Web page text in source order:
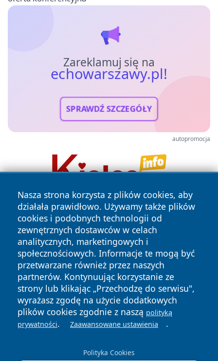
Zareklamuj się na
echowarszawy.pl!
SPRAWDŹ SZCZEGÓŁY
autopromocja
Nasza strona korzysta z plików cookies, aby
działała prawidłowo. Używamy także plików
cookies i podobnych technologii od
zewnętrznych dostawców w celach
analitycznych, marketingowych i
społecznościowych. Informacje te mogą być
przetwarzane również przez naszych
partnerów. Kontynuując korzystanie ze
strony lub klikając „Przechodzę do serwisu",
wyrażasz zgodę na użycie dodatkowych
plików cookies zgodnie z naszą polityką
prywatności. Zaawansowane ustawienia .
Polityka Cookies
Copyright © 2026 echowarszawy.pl Wszystkie prawa
zastrzeżone.
News Autorzy
Polityka
Prywatności
Polityka
Cookies